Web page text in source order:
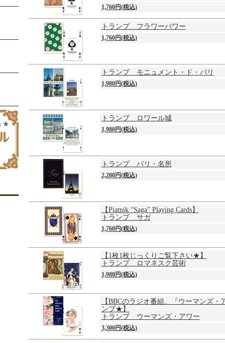
1,760円(税込)
トランプ フラワーパワー
1,760円(税込)
トランプ モニュメント・ド・パリ
1,980円(税込)
トランプ ロワール城
1,980円(税込)
トランプ パリ・名所
2,200円(税込)
【Piatnik “Saga” Playing Cards】
トランプ サガ
1,760円(税込)
【1枚1枚じっくりご覧下さい★】
トランプ ロマネスク芸術
1,980円(税込)
【BBCのラジオ番組、『ウーマンズ・
ンプ★】
トランプ ウーマンズ・アワー
3,300円(税込)